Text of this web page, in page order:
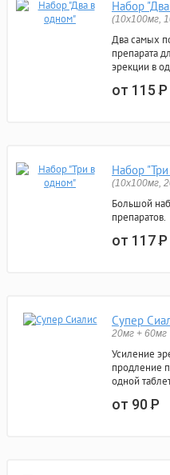
Набор
(10x100мг,
Два самых
препарата
эрекции в
от 115Р
Набор
(10x100мг,
Большой
препаратов.
от 117Р
Супер
20мг + 60мг
Усиление
продление
одной
от 90Р